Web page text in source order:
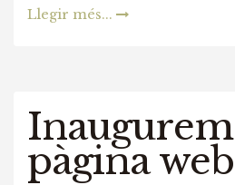
Llegir més...
pàgina web